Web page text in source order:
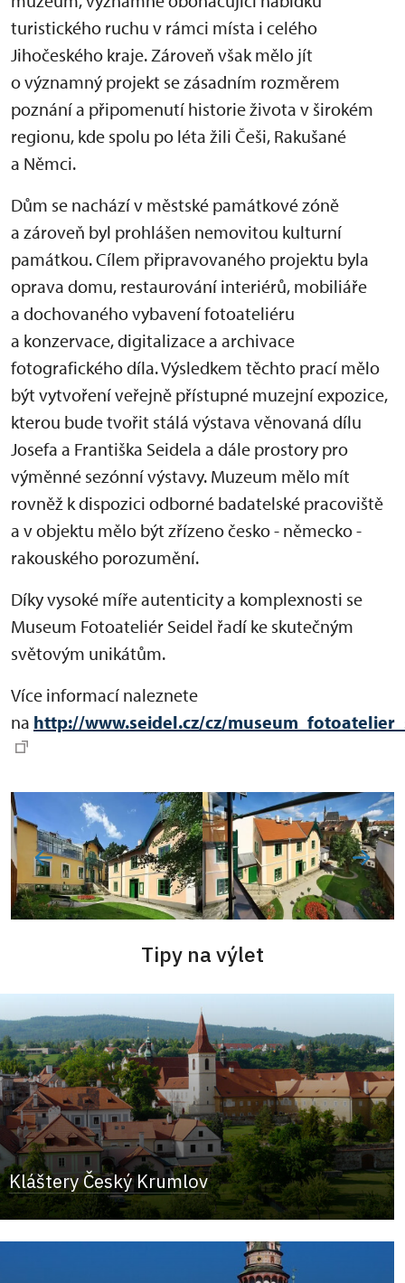
turistického ruchu v rámci místa i celého
Jihočeského kraje. Zároveň však mělo jít
o významný projekt se zásadním rozměrem
poznání a připomenutí historie života v širokém
regionu, kde spolu po léta žili Češi, Rakušané
a Němci.
Dům se nachází v městské památkové zóně
a zároveň byl prohlášen nemovitou kulturní
památkou. Cílem připravovaného projektu byla
oprava domu, restaurování interiérů, mobiliáře
a dochovaného vybavení fotoateliéru
a konzervace, digitalizace a archivace
fotografického díla. Výsledkem těchto prací mělo
být vytvoření veřejně přístupné muzejní expozice,
kterou bude tvořit stálá výstava věnovaná dílu
Josefa a Františka Seidela a dále prostory pro
výměnné sezónní výstavy. Muzeum mělo mít
rovněž k dispozici odborné badatelské pracoviště
a v objektu mělo být zřízeno česko - německo -
rakouského porozumění.
Díky vysoké míře autenticity a komplexnosti se
Museum Fotoateliér Seidel řadí ke skutečným
světovým unikátům.
Více informací naleznete
na http://www.seidel.cz/cz/
Tipy na výlet
Kláštery Český Krumlov